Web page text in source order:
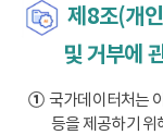
제8조(개
및 거부에
①국가데이터처는
등을 제공하기 위